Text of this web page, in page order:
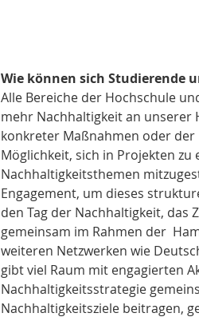
Wie können sich Studierende
Alle Bereiche der Hochschule
mehr Nachhaltigkeit an unserer
konkreter Maßnahmen oder
Möglichkeit, sich in Projekten
Nachhaltigkeitsthemen
Engagement, um dieses
den Tag der Nachhaltigkeit,
gemeinsam im Rahmen der
weiteren Netzwerken wie
gibt viel Raum mit engagierten
Nachhaltigkeitsstrategie
Nachhaltigkeitsziele beitragen,